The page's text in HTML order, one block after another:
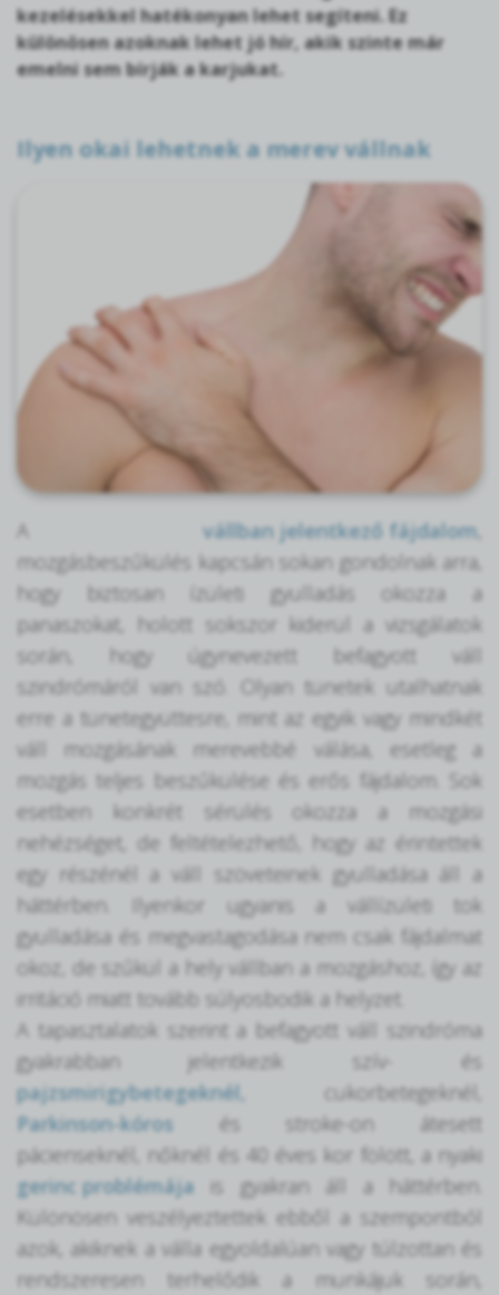
kezelésekkel hatékonyan lehet segíteni. Ez
különösen azoknak lehet jó hír, akik szinte már
emelni sem bírják a karjukat.
Ilyen okai lehetnek a merev vállnak
A vállban jelentkező fájdalom
mozgásbeszűkülés kapcsán sokan gondolnak arra,
hogy biztosan ízületi gyulladás okozza a
panaszokat, holott sokszor kiderül a vizsgálatok
során, hogy úgynevezett befagyott váll
szindrómáról van szó. Olyan tünetek utalhatnak
erre a tünetegyüttesre, mint az egyik vagy mindkét
váll mozgásának merevebbé válása, esetleg a
mozgás teljes beszűkülése és erős fájdalom. Sok
esetben konkrét sérülés okozza a mozgási
nehézséget, de feltételezhető, hogy az érintettek
egy részénél a váll szöveteinek gyulladása áll a
háttérben. Ilyenkor ugyanis a vállízületi tok
gyulladása és megvastagodása nem csak fájdalmat
okoz, de szűkül a hely vállban a mozgáshoz, így az
irritáció miatt tovább súlyosbodik a helyzet.
A tapasztalatok szerint a befagyott váll szindróma
gyakrabban jelentkezik szív- és
pajzsmirigybetegeknél,
cukorbetegeknél,
Parkinson-kóros és stroke-on átesett
pácienseknél, nőknél és 40 éves kor fölött, a nyaki
gerinc problémája is gyakran áll a háttérben.
Különösen veszélyeztettek ebből a szempontból
azok, akiknek a válla egyoldalúan vagy túlzottan és
rendszeresen terhelődik a munkájuk során,